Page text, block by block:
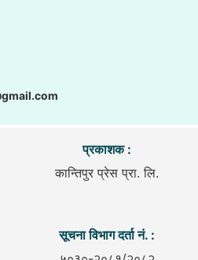
प्रकाशक :
कान्तिपुर प्रेस प्रा. लि.
सूचना विभाग दर्ता नं. :